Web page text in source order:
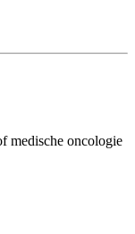
medische oncologie